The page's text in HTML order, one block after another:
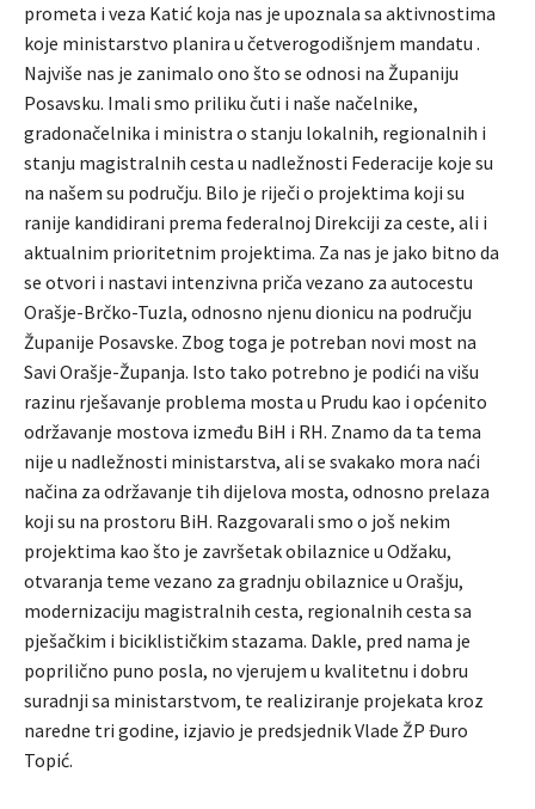
prometa i veza Katić koja nas je upoznala sa aktivnostima
koje ministarstvo planira u četverogodišnjem mandatu .
Najviše nas je zanimalo ono što se odnosi na Županiju
Posavsku. Imali smo priliku čuti i naše načelnike,
gradonačelnika i ministra o stanju lokalnih, regionalnih i
stanju magistralnih cesta u nadležnosti Federacije koje su
na našem su području. Bilo je riječi o projektima koji su
ranije kandidirani prema federalnoj Direkciji za ceste, ali i
aktualnim prioritetnim projektima. Za nas je jako bitno da
se otvori i nastavi intenzivna priča vezano za autocestu
Orašje-Brčko-Tuzla, odnosno njenu dionicu na području
Županije Posavske. Zbog toga je potreban novi most na
Savi Orašje-Županja. Isto tako potrebno je podići na višu
razinu rješavanje problema mosta u Prudu kao i općenito
održavanje mostova između BiH i RH. Znamo da ta tema
nije u nadležnosti ministarstva, ali se svakako mora naći
načina za održavanje tih dijelova mosta, odnosno prelaza
koji su na prostoru BiH. Razgovarali smo o još nekim
projektima kao što je završetak obilaznice u Odžaku,
otvaranja teme vezano za gradnju obilaznice u Orašju,
modernizaciju magistralnih cesta, regionalnih cesta sa
pješačkim i biciklističkim stazama. Dakle, pred nama je
poprilično puno posla, no vjerujem u kvalitetnu i dobru
suradnji sa ministarstvom, te realiziranje projekata kroz
naredne tri godine, izjavio je predsjednik Vlade ŽP Đuro
Topić.